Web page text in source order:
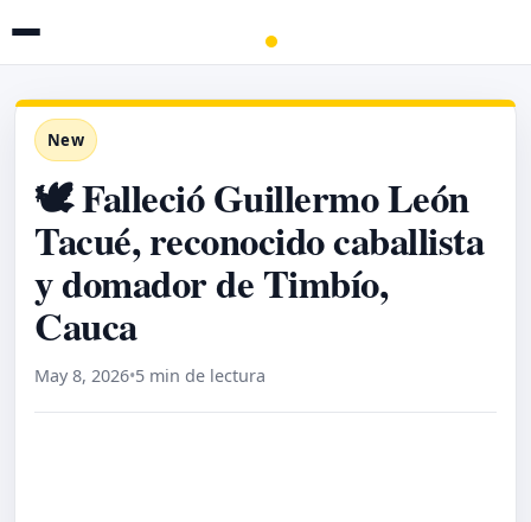
New
🕊️ Falleció Guillermo León
Tacué, reconocido caballista
y domador de Timbío,
Cauca
May 8, 2026•5 min de lectura